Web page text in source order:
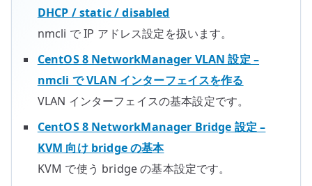
DHCP / static / disabled
nmcli で IP アドレス設定を扱います。
CentOS 8 NetworkManager VLAN 設定 –
nmcli で VLAN インターフェイスを作る
VLAN インターフェイスの基本設定です。
CentOS 8 NetworkManager Bridge 設定 –
KVM 向け bridge の基本
KVM で使う bridge の基本設定です。